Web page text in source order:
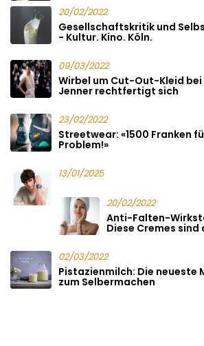
20/02/2022
Gesellschaftskritik und
- Kultur. Kino. Köln.
09/03/2022
Wirbel um Cut-Out-Kleid
Jenner rechtfertigt sich
23/02/2022
Streetwear: «1500 Franken
Problem!»
13/01/2025
20/02/2022
Anti-Falten-
Diese Cremes sind
02/03/2022
Pistazienmilch: Die neueste
zum Selbermachen